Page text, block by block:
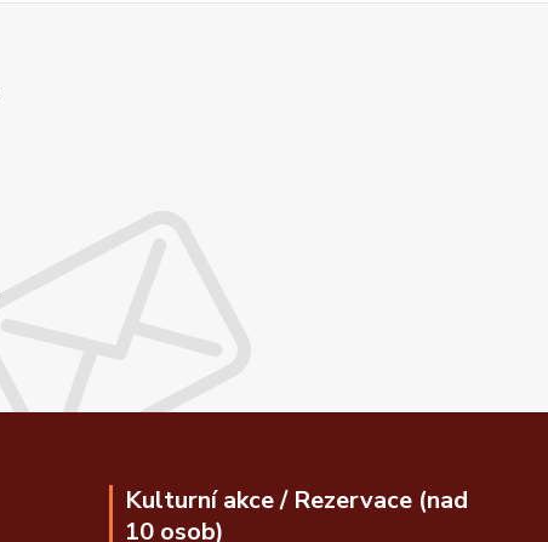
Kulturní akce / Rezervace (nad
10 osob)